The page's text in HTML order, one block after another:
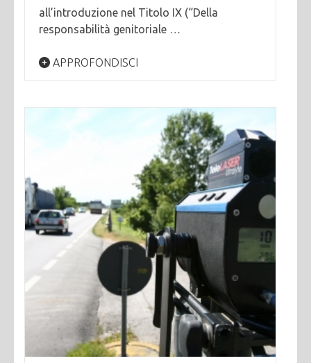
all’introduzione nel Titolo IX (“Della
responsabilità genitoriale …
APPROFONDISCI